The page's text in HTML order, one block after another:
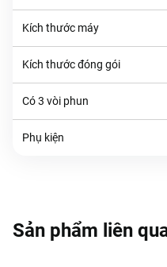
Kích thước máy
Kích thước đóng gói
Có 3 vòi phun
Phụ kiện
Sản phẩm liên